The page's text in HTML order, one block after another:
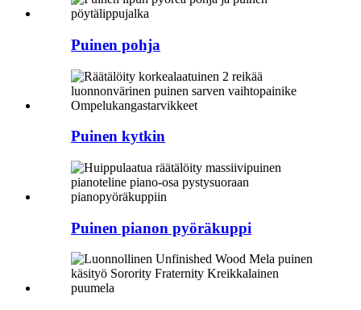
Puinen pohja
Puinen kytkin
Puinen pianon pyöräkuppi